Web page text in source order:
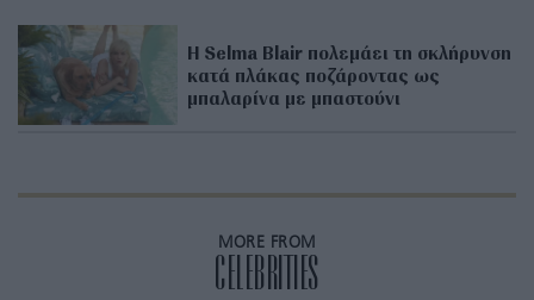
H Selma Blair πολεμάει τη σκλήρυνση
κατά πλάκας ποζάροντας ως
μπαλαρίνα με μπαστούνι
MORE FROM
CELEBRITIES